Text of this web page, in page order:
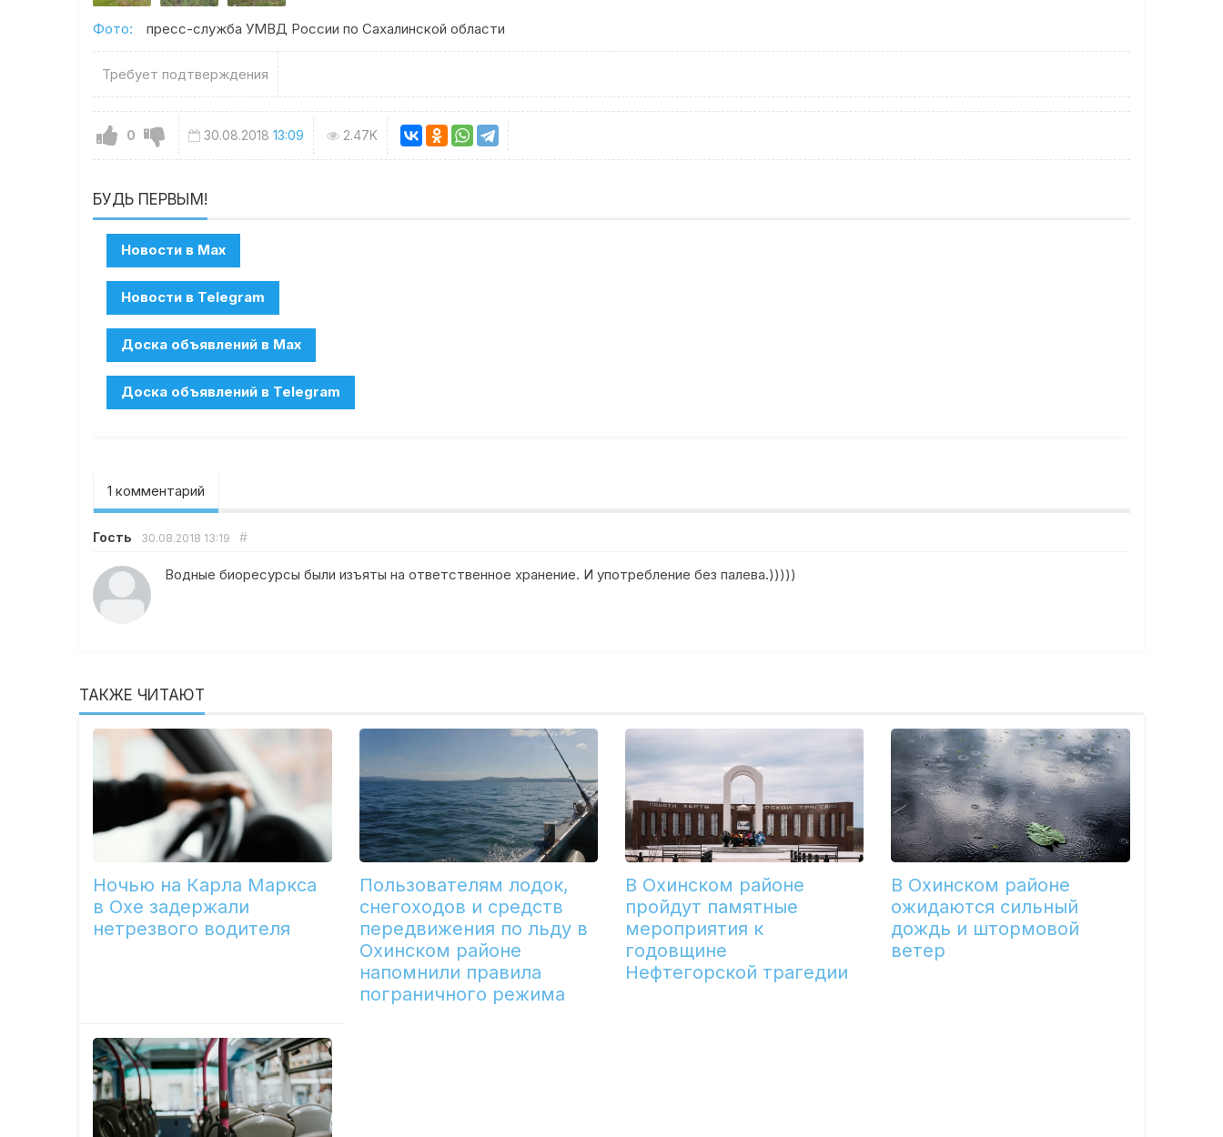
Фото: пресс-служба УМВД России по Сахалинской области
Требует подтверждения
0 30.08.2018 13:09 2.47K
БУДЬ ПЕРВЫМ!
1 комментарий
Гость 30.08.2018 13:19 #
Водные биоресурсы были изъяты на ответственное хранение. И употребление без палева.)))))
ТАКЖЕ ЧИТАЮТ
Ночью на Карла Маркса
в Охе задержали
нетрезвого водителя
Пользователям лодок,
снегоходов и средств
передвижения по льду в
Охинском районе
напомнили правила
пограничного режима
В Охинском районе
пройдут памятные
мероприятия к
годовщине
Нефтегорской трагедии
В Охинском районе
ожидаются сильный
дождь и штормовой
ветер